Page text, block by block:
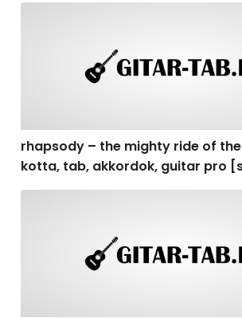
rhapsody – the mighty ride of
kotta, tab, akkordok, guitar pro